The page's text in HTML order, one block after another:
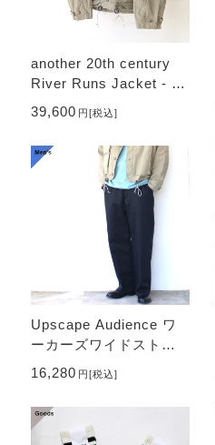
another 20th century
River Runs Jacket - C/
RIPSTOP （Sage）
39,600 円[税込]
Upscape Audience ワ
ーカーズワイドストレ
ートチノトラウザー / U
S ARMY M41-Type
（Navy）
16,280 円 [税込]